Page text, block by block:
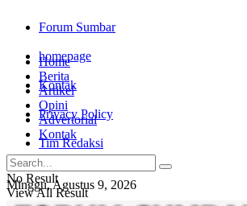
Forum Sumbar
homepage
Kontak
Privacy Policy
Tim Redaksi
Minggu, Agustus 9, 2026
Home
Berita
Artikel
Opini
Advertorial
Kontak
No Result
View All Result